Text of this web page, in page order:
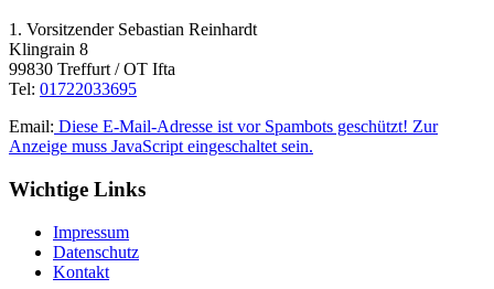
1. Vorsitzender Sebastian Reinhardt
Klingrain 8
99830 Treffurt / OT Ifta
Tel: 01722033695
Email: Diese E-Mail-Adresse ist vor Spambots geschützt! Zur
Anzeige muss JavaScript eingeschaltet sein.
Wichtige Links
Impressum
Datenschutz
Kontakt